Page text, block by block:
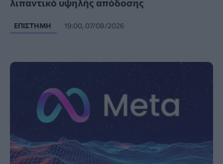
λιπαντικό υψηλής απόδοσης
ΕΠΙΣΤΉΜΗ 19:00, 07/08/2026